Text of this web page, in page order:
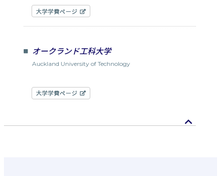
大学学費ページ
オークランド工科大学
Auckland University of Technology
大学学費ページ